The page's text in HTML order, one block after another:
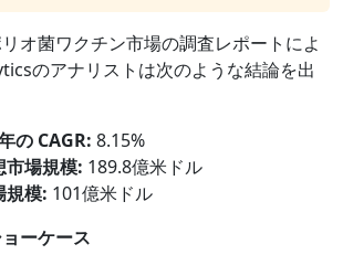
オ菌ワクチン市場の調査レポートによ
のアナリストは次のような結論を出
の CAGR: 8.15%
市場規模: 189.8億米ドル
規模: 101億米ドル
ーケース